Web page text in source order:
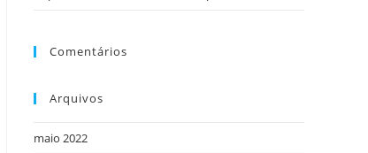
Comentários
Arquivos
maio 2022